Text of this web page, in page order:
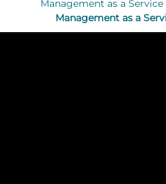
Management as a Service
Management as a